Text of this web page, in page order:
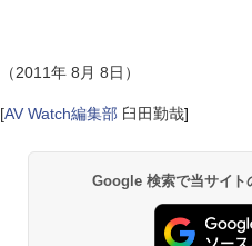
（2011年 8月 8日）
[AV Watch編集部 臼田勤哉]
Google 検索で当サイト